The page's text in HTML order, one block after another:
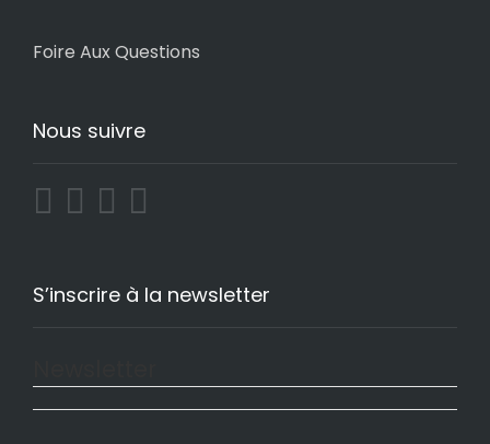
Foire Aux Questions
Nous suivre
S’inscrire à la newsletter